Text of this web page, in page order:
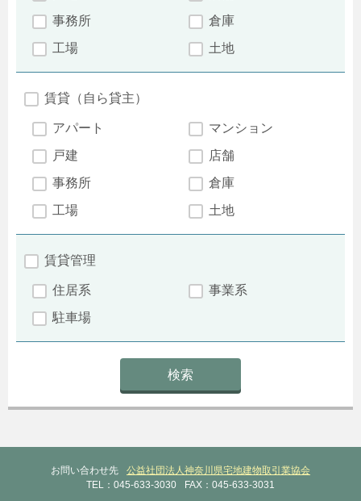
事務所
倉庫
工場
土地
賃貸（自ら貸主）
アパート
マンション
戸建
店舗
事務所
倉庫
工場
土地
賃貸管理
住居系
事業系
駐車場
お問い合わせ先
公益社団法人神奈川県宅地建物取引業協会
TEL：045-633-3030
FAX：045-633-3031